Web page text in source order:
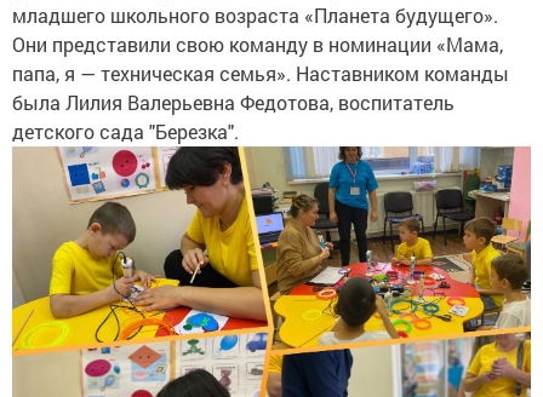
младшего школьного возраста «Планета будущего».
Они представили свою команду в номинации «Мама,
папа, я — техническая семья». Наставником команды
была Лилия Валерьевна Федотова, воспитатель
детского сада "Березка".